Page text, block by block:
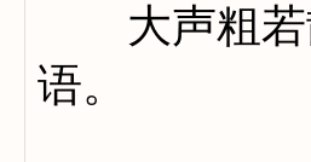
大声粗若
语。